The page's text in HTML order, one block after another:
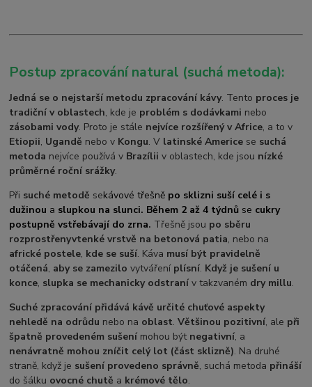
Postup zpracování natural (suchá metoda):
Jedná se o nejstarší metodu zpracování kávy. Tento proces je
tradiční v oblastech, kde je problém s dodávkami nebo
zásobami vody. Proto je stále nejvíce rozšířený v Africe, a to v
Etiopii, Ugandě nebo v Kongu. V latinské Americe se suchá
metoda nejvíce používá v Brazílii v oblastech, kde jsou nízké
průměrné roční srážky.
Při suché metodě sekávové třešně po sklizni suší celé i s
dužinou a slupkou na slunci. Během 2 až 4 týdnů se cukry
postupně vstřebávají do zrna. Třešně jsou po sběru
rozprostřenyvtenké vrstvě na betonová patia, nebo na
africké postele, kde se suší. Káva musí být pravidelně
otáčená, aby se zamezilo vytváření plísní. Když je sušení u
konce, slupka se mechanicky odstraní v takzvaném dry millu.
Suché zpracování přidává kávě určité chuťové aspekty
nehledě na odrůdu nebo na oblast.Většinou pozitivní, ale při
špatně provedeném sušení mohou být negativní, a
nenávratně mohou zníčit celý lot (část sklizně). Na druhé
straně, když je sušení provedeno správně, suchá metoda přináší
do šálku ovocné chutě a krémové tělo.